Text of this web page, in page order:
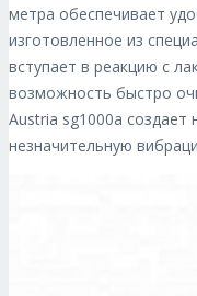
метра обеспечивает
изготовленное из
вступает в реакцию с
возможность быстро
Austria sg1000a
незначительную